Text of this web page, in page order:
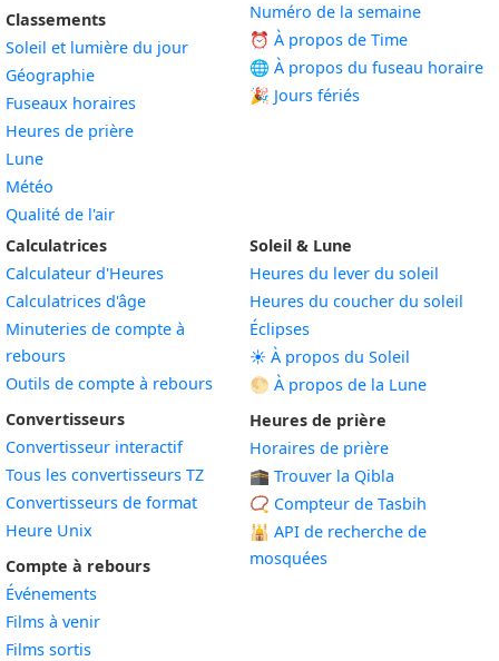
Classements
Soleil et lumière du jour
Géographie
Fuseaux horaires
Heures de prière
Lune
Météo
Qualité de l'air
Numéro de la semaine
⏰ À propos de Time
🌐 À propos du fuseau horaire
🎉 Jours fériés
Calculatrices
Calculateur d'Heures
Calculatrices d'âge
Minuteries de compte à
rebours
Outils de compte à rebours
Convertisseurs
Convertisseur interactif
Tous les convertisseurs TZ
Convertisseurs de format
Heure Unix
Compte à rebours
Événements
Films à venir
Films sortis
Soleil & Lune
Heures du lever du soleil
Heures du coucher du soleil
Éclipses
☀️ À propos du Soleil
🌕 À propos de la Lune
Heures de prière
Horaires de prière
🕋 Trouver la Qibla
📿 Compteur de Tasbih
🕌 API de recherche de
mosquées